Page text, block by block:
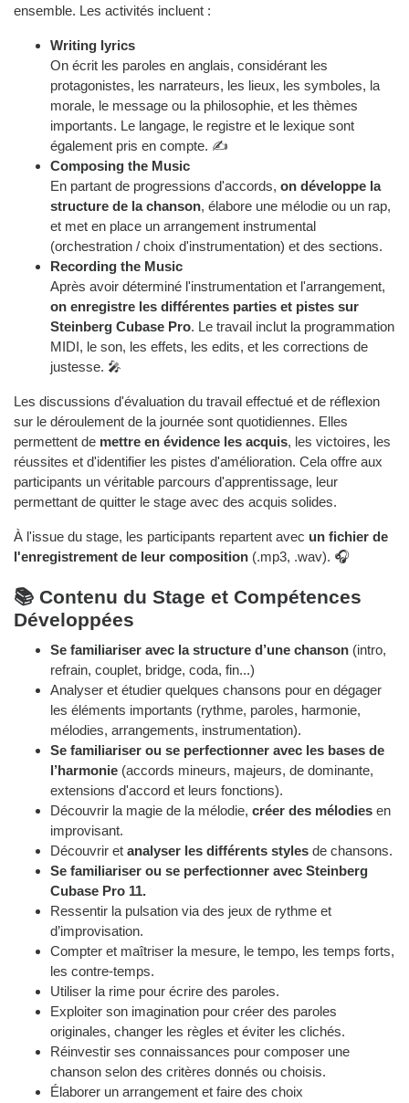
ensemble. Les activités incluent :
Writing lyrics
On écrit les paroles en anglais, considérant les
protagonistes, les narrateurs, les lieux, les symboles, la
morale, le message ou la philosophie, et les thèmes
importants. Le langage, le registre et le lexique sont
également pris en compte. ✍️
Composing the Music
En partant de progressions d'accords, on développe la
structure de la chanson, élabore une mélodie ou un rap,
et met en place un arrangement instrumental
(orchestration / choix d'instrumentation) et des sections.
Recording the Music
Après avoir déterminé l'instrumentation et l'arrangement,
on enregistre les différentes parties et pistes sur
Steinberg Cubase Pro. Le travail inclut la programmation
MIDI, le son, les effets, les edits, et les corrections de
justesse. 🎤
Les discussions d'évaluation du travail effectué et de réflexion
sur le déroulement de la journée sont quotidiennes. Elles
permettent de mettre en évidence les acquis, les victoires, les
réussites et d'identifier les pistes d'amélioration. Cela offre aux
participants un véritable parcours d'apprentissage, leur
permettant de quitter le stage avec des acquis solides.
À l'issue du stage, les participants repartent avec un fichier de
l'enregistrement de leur composition (.mp3, .wav). 🎧
📚 Contenu du Stage et Compétences
Développées
Se familiariser avec la structure d’une chanson (intro,
refrain, couplet, bridge, coda, fin...)
Analyser et étudier quelques chansons pour en dégager
les éléments importants (rythme, paroles, harmonie,
mélodies, arrangements, instrumentation).
Se familiariser ou se perfectionner avec les bases de
l’harmonie (accords mineurs, majeurs, de dominante,
extensions d'accord et leurs fonctions).
Découvrir la magie de la mélodie, créer des mélodies en
improvisant.
Découvrir et analyser les différents styles de chansons.
Se familiariser ou se perfectionner avec Steinberg
Cubase Pro 11.
Ressentir la pulsation via des jeux de rythme et
d’improvisation.
Compter et maîtriser la mesure, le tempo, les temps forts,
les contre-temps.
Utiliser la rime pour écrire des paroles.
Exploiter son imagination pour créer des paroles
originales, changer les règles et éviter les clichés.
Réinvestir ses connaissances pour composer une
chanson selon des critères donnés ou choisis.
Élaborer un arrangement et faire des choix